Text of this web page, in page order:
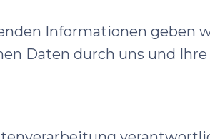
Informationen geben
Daten durch uns und Ihre